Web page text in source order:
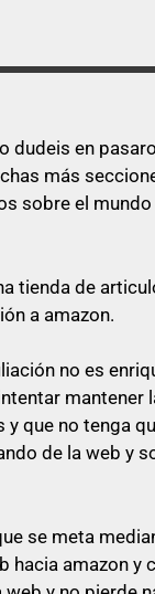
dudeis en
más
sobre el
tienda de
a amazon.
no es
mantener
que no tenga
de la web y
se meta
hacia amazon y